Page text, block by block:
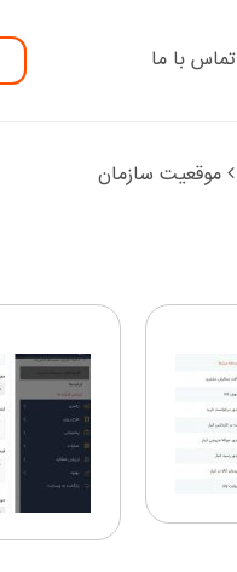
تماس با ما
موقعیت سازمان